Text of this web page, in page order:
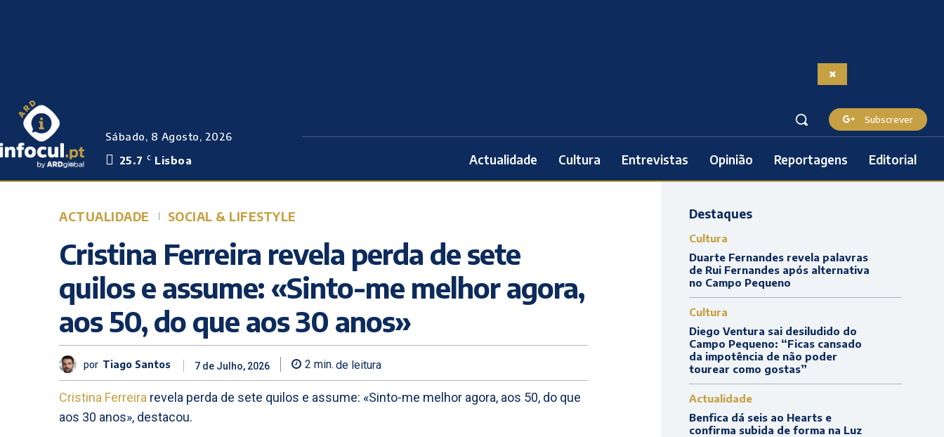
Sábado, 8 Agosto, 2026
25.7
C Lisboa
Subscrever
Actualidade Cultura Entrevistas Opinião Reportagens Editorial
ACTUALIDADE SOCIAL & LIFESTYLE
Cristina Ferreira revela perda de sete
quilos e assume: «Sinto-me melhor agora,
aos 50, do que aos 30 anos»
por Tiago Santos 7 de Julho, 2026 2 min. de leitura
Cristina Ferreira revela perda de sete quilos e assume: «Sinto-me melhor agora, aos 50, do que
aos 30 anos», destacou.
Destaques
Cultura
Duarte Fernandes revela palavras
de Rui Fernandes após alternativa
no Campo Pequeno
Cultura
Diego Ventura sai desiludido do
Campo Pequeno: “Ficas cansado
da impotência de não poder
tourear como gostas”
Actualidade
Benfica dá seis ao Hearts e
confirma subida de forma na Luz